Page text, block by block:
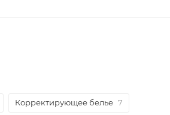
Корректирующее белье 7